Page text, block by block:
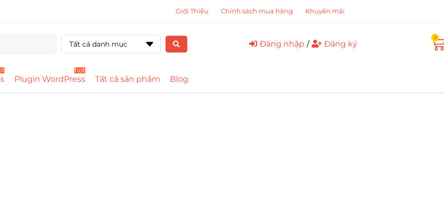
Giới Thiệu Chính sách mua hàng Khuyến mãi
Tất cả danh mục Đăng nhập / Đăng ký
0
Plugin WordPress
hot
Tất cả sản phẩm Blog